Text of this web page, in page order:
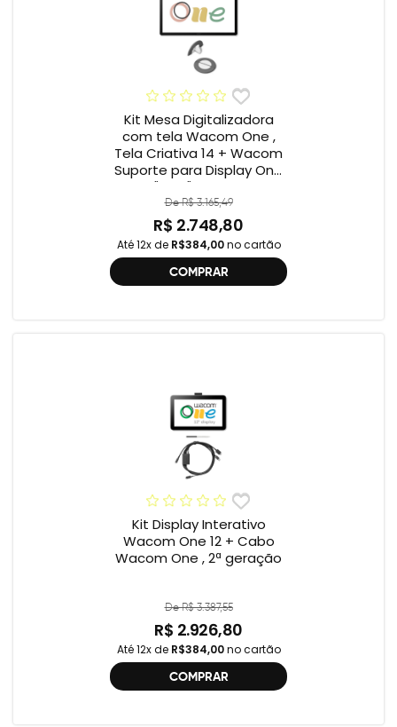
Kit Mesa Digitalizadora
com tela Wacom One ,
Tela Criativa 14 + Wacom
Suporte para Display One
12" e 13" ACK649Z
De R$ 3.165,49
R$ 2.748,80
Até 12x de R$384,00no cartão
COMPRAR
Kit Display Interativo
Wacom One 12 + Cabo
Wacom One , 2ª geração
De R$ 3.387,55
R$ 2.926,80
Até 12x de R$384,00no cartão
COMPRAR